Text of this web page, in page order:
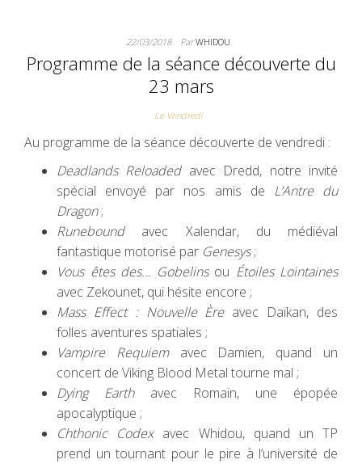
22/03/2018 ParWHIDOU
Programme de la séance découverte du
23 mars
Le Vendredi
Au programme de la séance découverte de vendredi :
Deadlands Reloadedavec Dredd, notre invité
spécial envoyé par nos amis de L’Antre du
Dragon;
Runeboundavec Xalendar, du médiéval
fantastique motorisé par Genesys;
Vous êtes des… Gobelinsou Étoiles Lointaines
avec Zekounet, qui hésite encore ;
Mass Effect : Nouvelle Èreavec Daïkan, des
folles aventures spatiales ;
Vampire Requiemavec Damien, quand un
concert de Viking Blood Metal tourne mal ;
Dying Earthavec Romain, une épopée
apocalyptique ;
Chthonic Codexavec Whidou, quand un TP
prend un tournant pour le pire à l’université de